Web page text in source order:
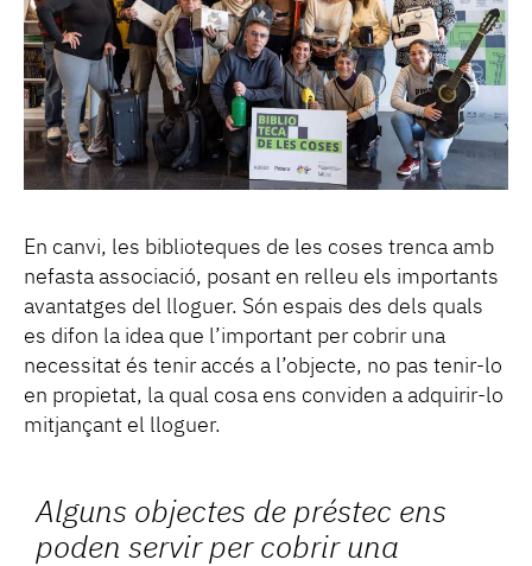
En canvi, les biblioteques de les coses trenca amb
nefasta associació, posant en relleu els importants
avantatges del lloguer. Són espais des dels quals
es difon la idea que l’important per cobrir una
necessitat és tenir accés a l’objecte, no pas tenir-lo
en propietat, la qual cosa ens conviden a adquirir-lo
mitjançant el lloguer.
Alguns objectes de préstec ens
poden servir per cobrir una